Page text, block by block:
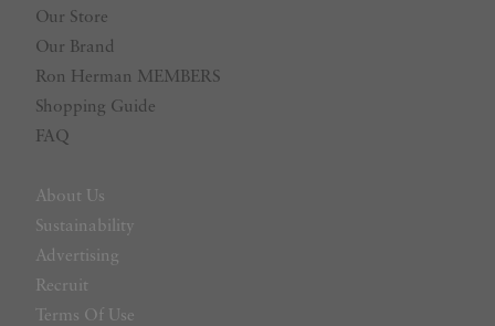
Our Store
Our Brand
Ron Herman MEMBERS
Shopping Guide
FAQ
About Us
Sustainability
Advertising
Recruit
Terms Of Use